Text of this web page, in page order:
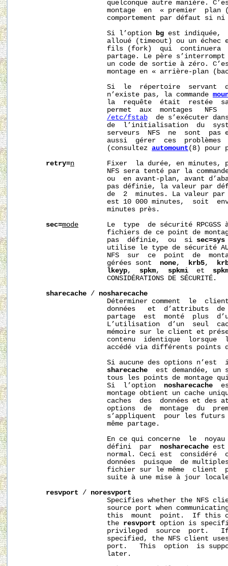
quelconque autre manière.
montage  en  « premier  plan
comportement par défaut si
                      Si l’option
bg est indiquée,
alloué (timeout) ou un échec
fils (fork)  qui  continuera
partage. Le père
un code de sortie à zéro.
montage en « arrière-plan
Si  le  répertoire  servant
                      n’existe pas, la commande
la  requête  était  restée
permet  aux  montages   NFS
/etc/fstab
de s’exécuter
de  l’initialisation  du
serveurs  NFS  ne  sont  pas
aussi  gérer  ces  problèmes
                      (consultez
automount (8) pour
retry=n
Fixer  la durée, en minutes,
NFS sera tenté par la
ou  en avant-plan, avant
pas définie, la valeur par
de  2  minutes. La valeur
est 10 000 minutes,  soit
                      minutes près.
sec=mode
Le  type  de sécurité RPCGSS
fichiers de ce point de
                      pas  définie,  ou  si
sec=sys
utilise le type de sécurité
NFS  sur  ce  point  de
                      gérées sont
none, krb5,
lkeyp, spkm, spkmi
  et
                      CONSIDÉRATIONS DE SÉCURITÉ.
sharecache / nosharecache
Déterminer comment  le
données   et  d’attributs
partage  est  monté  plus
L’utilisation  d’un  seul
mémoire sur le client et
contenu  identique  lorsque
accédé via différents points
Si aucune des options n’est
sharecache
est demandée, un
tous les points de montage
                      Si  l’option
nosharecache
montage obtient un cache
caches  des  données et des
options  de  montage  du
s’appliquent  pour les
                      même partage.
En ce qui concerne  le
                      défini  par
nosharecache est
normal. Ceci est  considéré
données  puisque  de
fichier sur le même  client
suite à une mise à jour
resvport / noresvport
Specifies whether the NFS
source port when
this  mount  point.  If this
                      the
resvport option is
privileged  source  port.
specified, the NFS client
port.   This  option  is
                      later.